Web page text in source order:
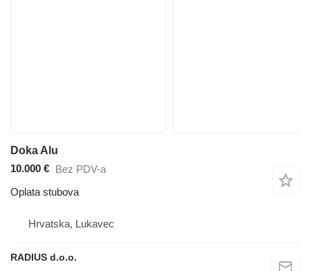
Doka Alu
10.000 € Bez PDV-a
Oplata stubova
Hrvatska, Lukavec
RADIUS d.o.o.